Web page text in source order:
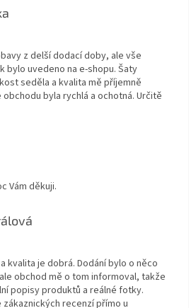
obchodu je 5 z 5 hvězdiček.
z delší dodací doby, ale vše
bylo uvedeno na e-shopu. Šaty
seděla a kvalita mě příjemně
byla rychlá a ochotná. Určitě
obchodu je 5 z 5 hvězdiček.
Vám děkuji.
obchodu je 5 z 5 hvězdiček.
kvalita je dobrá. Dodání bylo o něco
obchod mě o tom informoval, takže
popisy produktů a reálné fotky.
recenzí přímo u